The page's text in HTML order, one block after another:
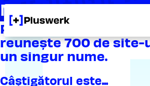
Malteser
Portalul premiat al
reunește 700 de site-
un singur nume.
Câștigătorul este...